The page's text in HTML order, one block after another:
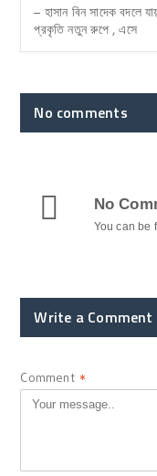
– হাসান বিন সাদেক বদলে
প্রকৃতি নতুন রুপে , এসে
No comments
No
You can be
Write a Comment
Comment *